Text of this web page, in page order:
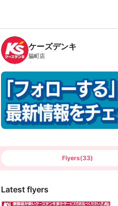
B
n
c
h
T
ケーズデンキ
脇町店
Flyers(33)
Latest flyers